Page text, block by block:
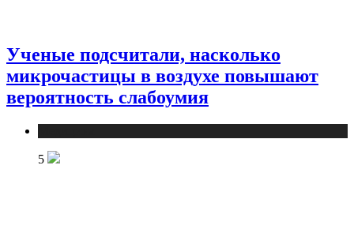
Ученые подсчитали, насколько
микрочастицы в воздухе повышают
вероятность слабоумия
5